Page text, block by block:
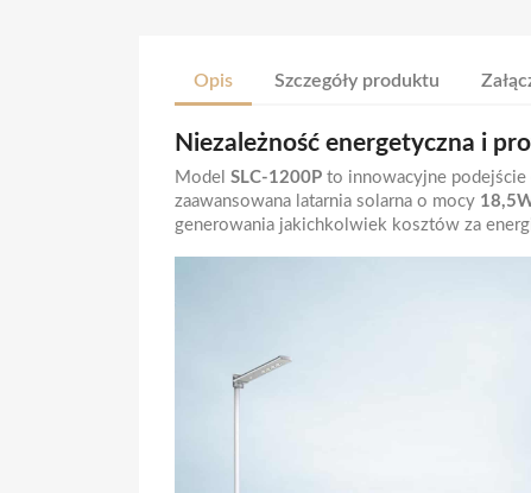
Opis Szczegóły produktu
Niezależność energetyczna i
Model SLC-1200P to innowacyjne podejście
zaawansowana latarnia solarna o mocy
generowania jakichkolwiek kosztów za